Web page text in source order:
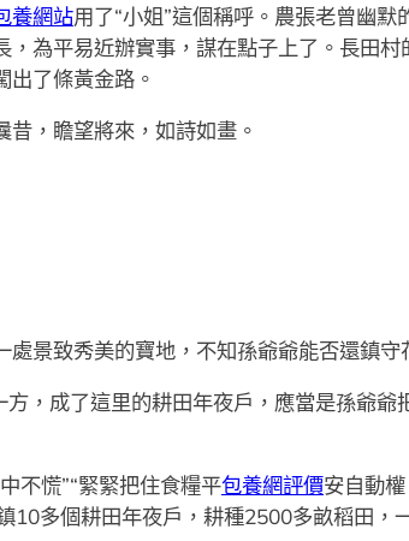
養網站用了“小姐”這個稱呼。農張老曾幽默
為平易近辦實事，謀在點子上了。長田
出了條黃金路。
，瞻望將來，如詩如畫。
景致秀美的寶地，不知孫爺爺能否還鎮守
成了這里的耕田年夜戶，應當是孫爺爺
不慌”“緊緊把住食糧平包養網評價安自動
多個耕田年夜戶，耕種2500多畝稻田，